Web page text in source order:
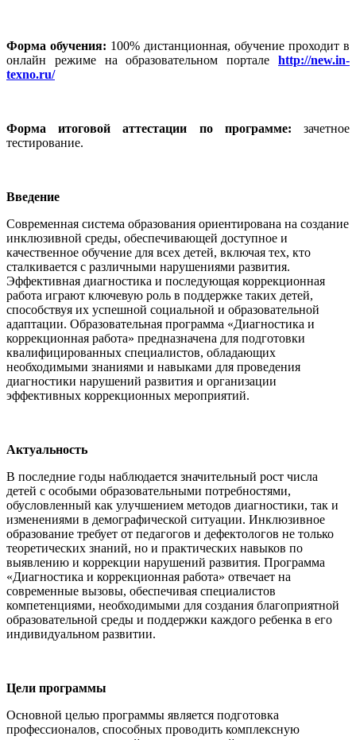
Форма обучения: 100% дистанционная, обучение проходит в
онлайн режиме на образовательном портале http://new.in-
texno.ru/
Форма итоговой аттестации по программе: зачетное
тестирование.
Введение
Современная система образования ориентирована на создание
инклюзивной среды, обеспечивающей доступное и
качественное обучение для всех детей, включая тех, кто
сталкивается с различными нарушениями развития.
Эффективная диагностика и последующая коррекционная
работа играют ключевую роль в поддержке таких детей,
способствуя их успешной социальной и образовательной
адаптации. Образовательная программа «Диагностика и
коррекционная работа» предназначена для подготовки
квалифицированных специалистов, обладающих
необходимыми знаниями и навыками для проведения
диагностики нарушений развития и организации
эффективных коррекционных мероприятий.
Актуальность
В последние годы наблюдается значительный рост числа
детей с особыми образовательными потребностями,
обусловленный как улучшением методов диагностики, так и
изменениями в демографической ситуации. Инклюзивное
образование требует от педагогов и дефектологов не только
теоретических знаний, но и практических навыков по
выявлению и коррекции нарушений развития. Программа
«Диагностика и коррекционная работа» отвечает на
современные вызовы, обеспечивая специалистов
компетенциями, необходимыми для создания благоприятной
образовательной среды и поддержки каждого ребенка в его
индивидуальном развитии.
Цели программы
Основной целью программы является подготовка
профессионалов, способных проводить комплексную